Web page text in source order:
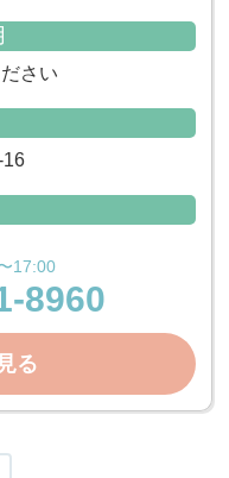
さい
16
17:00
8960
る